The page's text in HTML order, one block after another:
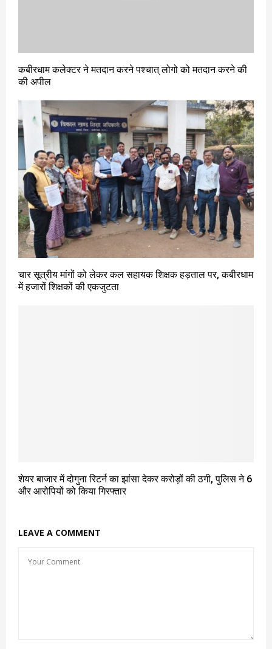
कबीरधाम कलेक्टर ने मतदान करने पश्चात् लोगो को मतदान करने की
की अपील
चार सूत्रीय मांगों को लेकर कल सहायक शिक्षक हड़ताल पर, कबीरधाम
में हजारों शिक्षकों की एकजुटता
शेयर बाजार में दोगुना रिटर्न का झांसा देकर करोड़ों की ठगी, पुलिस ने 6
और आरोपियों को किया गिरफ्तार
LEAVE A COMMENT